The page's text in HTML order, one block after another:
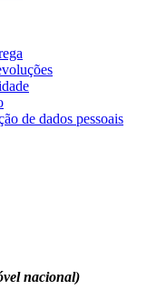
de dados pessoais
nacional)